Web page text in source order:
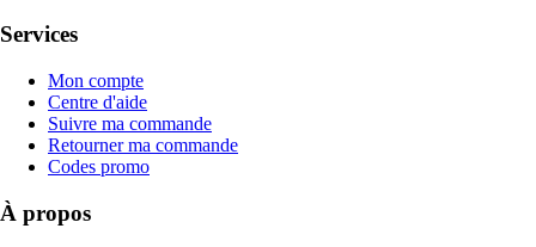
Services
Mon compte
Centre d'aide
Suivre ma commande
Retourner ma commande
Codes promo
À propos